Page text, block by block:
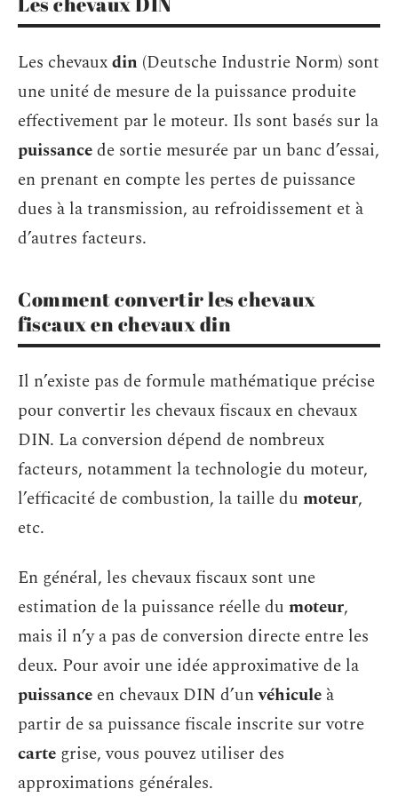
Les chevauxdin (Deutsche Industrie Norm) sont
une unité de mesure de la puissance produite
effectivement par le moteur. Ils sont basés sur la
puissancede sortie mesurée par un banc d’essai,
en prenant en compte les pertes de puissance
dues à la transmission, au refroidissement et à
d’autres facteurs.
Comment convertir les chevaux
fiscaux en chevaux din
Il n’existe pas de formule mathématique précise
pour convertir les chevaux fiscaux en chevaux
DIN. La conversion dépend de nombreux
facteurs, notamment la technologie du moteur,
l’efficacité de combustion, la taille du moteur,
etc.
En général, les chevaux fiscaux sont une
estimation de la puissance réelle du moteur,
mais il n’y a pas de conversion directe entre les
deux. Pour avoir une idée approximative de la
puissance en chevaux DIN d’unvéhicule à
partir de sa puissance fiscale inscrite sur votre
carte grise, vous pouvez utiliser des
approximations générales.